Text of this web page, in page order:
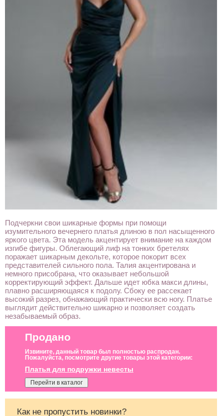
Подчеркни свои шикарные формы при помощи
изумительного вечернего платья длиною в пол насыщенного
яркого цвета. Эта модель акцентирует внимание на каждом
изгибе фигуры. Облегающий лиф на тонких бретелях
поражает шикарным декольте, которое покорит всех
представителей сильного пола. Талия акцентирована и
немного присобрана, что оказывает небольшой
корректирующий эффект. Дальше идет юбка макси длины,
плавно расширяющаяся к подолу. Сбоку ее рассекает
высокий разрез, обнажающий практически всю ногу. Платье
выглядит действительно шикарно и позволяет создать
незабываемый образ.
Продано
Извините, данный товар был полностью распродан.
Пожалуйста, посмотрите другие товары этой категории:
Платья для подружки невесты
Перейти в каталог
Как не пропустить новинки?